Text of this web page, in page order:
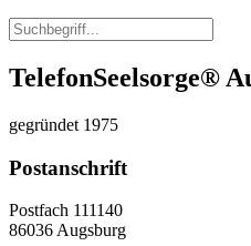
TelefonSeelsorge®
gegründet 1975
Postanschrift
Postfach 111140
86036 Augsburg